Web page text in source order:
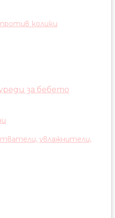
против колики
за бебето
увлажнители,